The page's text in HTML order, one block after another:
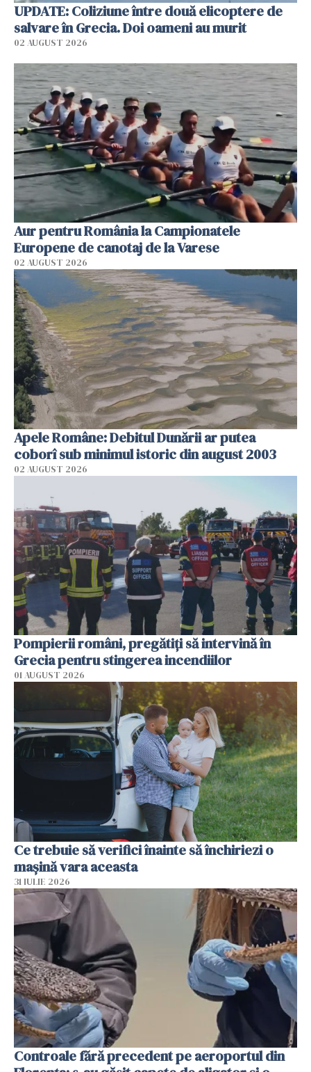
UPDATE: Coliziune între două elicoptere de
salvare în Grecia. Doi oameni au murit
02 AUGUST 2026
Aur pentru România la Campionatele
Europene de canotaj de la Varese
02 AUGUST 2026
Apele Române: Debitul Dunării ar putea
coborî sub minimul istoric din august 2003
02 AUGUST 2026
Pompierii români, pregătiţi să intervină în
Grecia pentru stingerea incendiilor
01 AUGUST 2026
Ce trebuie să verifici înainte să închiriezi o
mașină vara aceasta
31 IULIE 2026
Controale fără precedent pe aeroportul din